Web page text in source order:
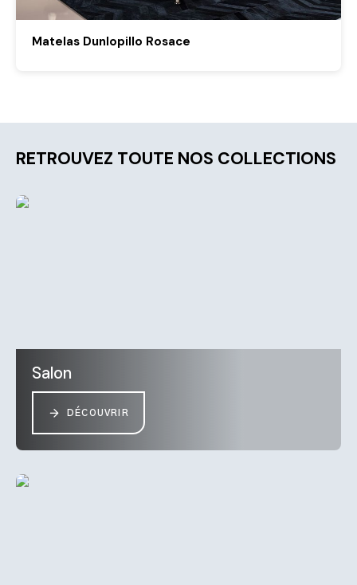
Matelas Dunlopillo Rosace
RETROUVEZ TOUTE NOS COLLECTIONS
Salon
DÉCOUVRIR